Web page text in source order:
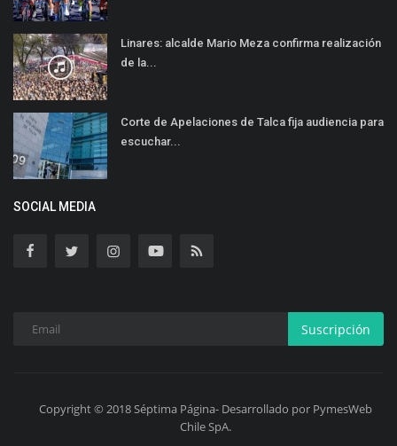
Linares: alcalde Mario Meza confirma realización
de la...
Corte de Apelaciones de Talca fija audiencia para
escuchar...
SOCIAL MEDIA
Suscripción
Copyright © 2018 Séptima Página- Desarrollado por PymesWeb
Chile SpA.